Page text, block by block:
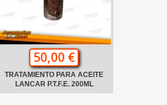
50,00 €
TRATAMIENTO PARA ACEITE
LANCAR P.T.F.E. 200ML